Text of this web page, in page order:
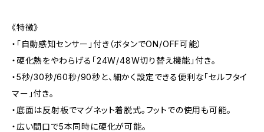
《特徴》
・「自動感知センサー」付き（ボタンでON/OFF可能）
・硬化熱をやわらげる「24W/48W切り替え機能」付き。
・5秒/30秒/60秒/90秒と、細かく設定できる便利な「セルフタイ
マー」付き。
・底面は反射板でマグネット着脱式。フットでの使用も可能。
・広い間口で5本同時に硬化が可能。